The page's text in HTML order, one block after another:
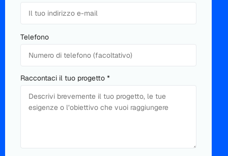
prega
vuoto
Si
prega
vuoto
questo
campo.
Telefono
Raccontaci il tuo progetto *